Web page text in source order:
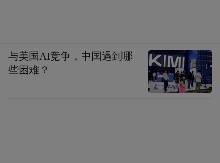
与美国AI竞争，中国遇到哪
些困难？